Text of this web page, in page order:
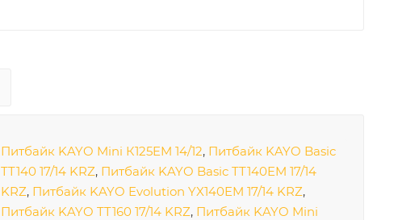
Питбайк KAYO Mini К125EM 14/12, Питбайк KAYO Basic
TT140 17/14 KRZ, Питбайк KAYO Basic TT140EM 17/14
KRZ, Питбайк KAYO Evolution YX140EM 17/14 KRZ,
Питбайк KAYO TT160 17/14 KRZ, Питбайк KAYO Mini